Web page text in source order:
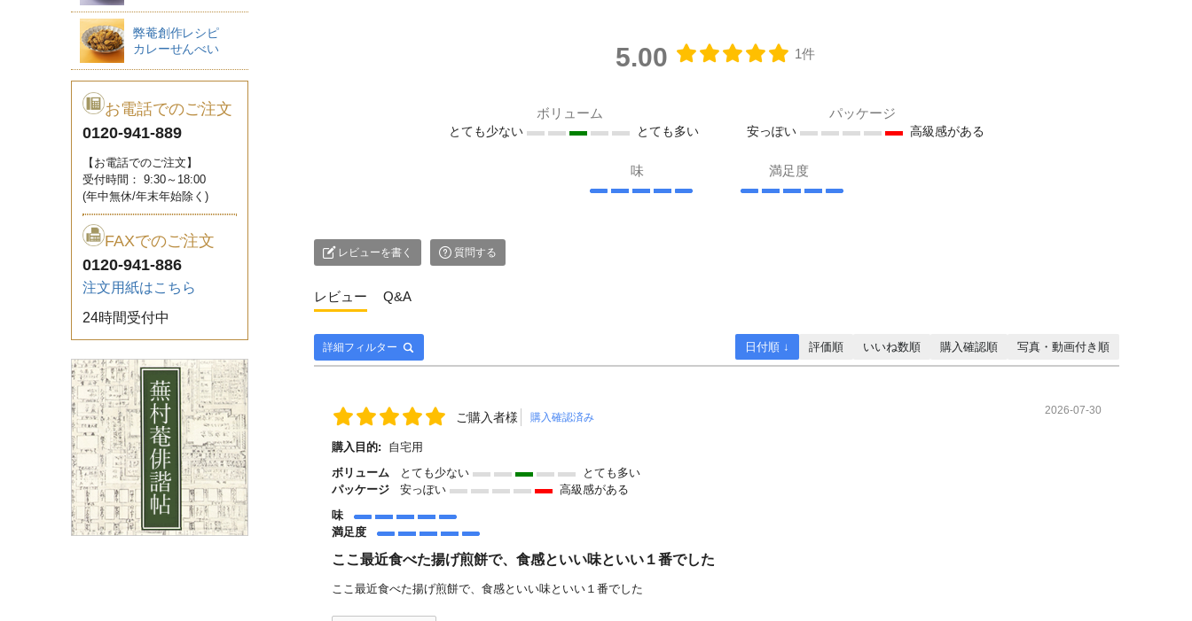
弊菴創作レシピ
カレーせんべい
お電話でのご注文
0120-941-889
【お電話でのご注文】
受付時間： 9:30～18:00
(年中無休/年末年始除く)
FAXでのご注文
0120-941-886
注文用紙はこちら
24時間受付中
5.00 1件
ボリューム
とても少ない とても多い
パッケージ
安っぽい 高級感がある
味 満足度
レビューを書く 質問する
レビュー Q&A
詳細フィルター 日付順 ↓ 評価順 いいね数順 購入確認順 写真・動画付き順
ご購入者様 購入確認済み
2026-07-30
購入目的:
自宅用
ボリューム
とても少ない
とても多い
パッケージ
安っぽい
高級感がある
味
満足度
ここ最近食べた揚げ煎餅で、食感といい味といい１番でした
ここ最近食べた揚げ煎餅で、食感といい味といい１番でした